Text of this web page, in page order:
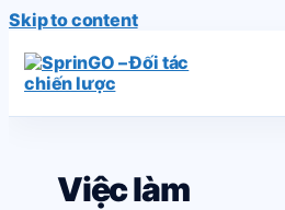
Skip to content
Việc làm